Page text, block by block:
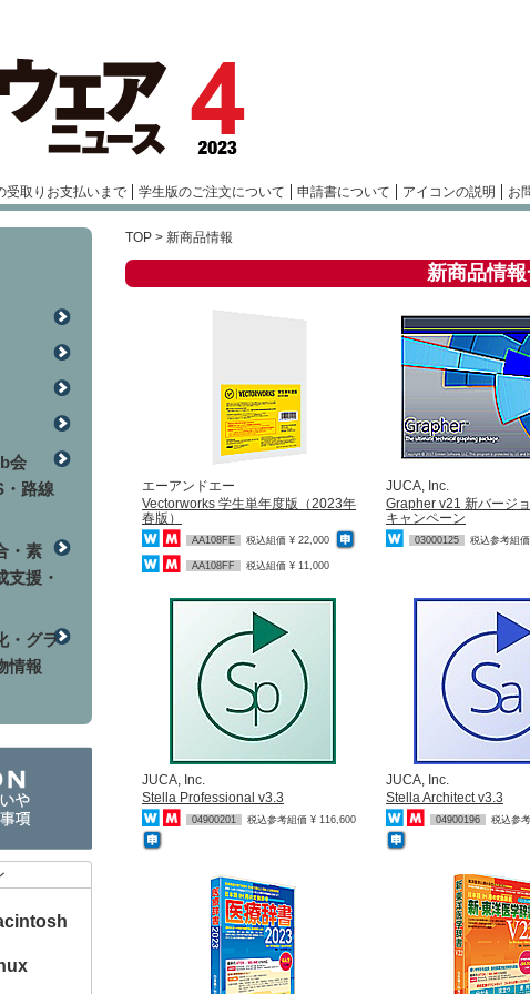
受取りお支払いまで 学生版のご注文について 申請書について アイコンの説明 お
TOP > 新商品情報
新商品情
エーアンドエー
Vectorworks 学生単年度版（2023年
春版）
AA108FE 税込組価 ¥ 22,000
AA108FF 税込組価 ¥ 11,000
JUCA, Inc.
Grapher v21 新バージ
キャンペーン
03000125 税込参考組
JUCA, Inc.
Stella Professional v3.3
04900201 税込参考組価 ¥ 116,600
JUCA, Inc.
Stella Architect v3.3
04900196 税込参
会
路線
・素
支援・
・グラ
情報